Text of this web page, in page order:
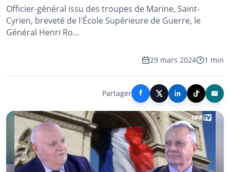
Officier-général issu des troupes de Marine, Saint-
Cyrien, breveté de l'École Supérieure de Guerre, le
Général Henri Ro…
29 mars 2024 1 min
Partager